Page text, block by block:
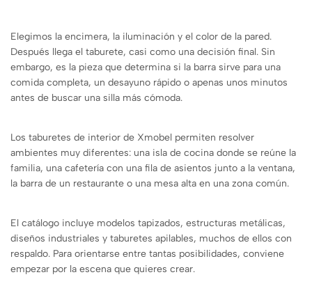
Elegimos la encimera, la iluminación y el color de la pared.
Después llega el taburete, casi como una decisión final. Sin
embargo, es la pieza que determina si la barra sirve para una
comida completa, un desayuno rápido o apenas unos minutos
antes de buscar una silla más cómoda.
Los taburetes de interior de Xmobel permiten resolver
ambientes muy diferentes: una isla de cocina donde se reúne la
familia, una cafetería con una fila de asientos junto a la ventana,
la barra de un restaurante o una mesa alta en una zona común.
El catálogo incluye modelos tapizados, estructuras metálicas,
diseños industriales y taburetes apilables, muchos de ellos con
respaldo. Para orientarse entre tantas posibilidades, conviene
empezar por la escena que quieres crear.